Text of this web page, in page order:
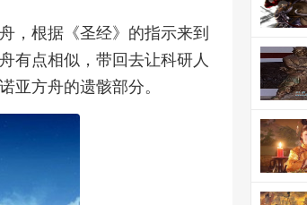
，根据《圣经》的指示来到
有点相似，带回去让科研人
亚方舟的遗骸部分。